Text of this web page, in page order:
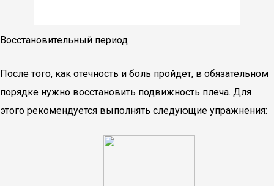
Восстановительный период
После того, как отечность и боль пройдет, в обязательном
порядке нужно восстановить подвижность плеча. Для
этого рекомендуется выполнять следующие упражнения: